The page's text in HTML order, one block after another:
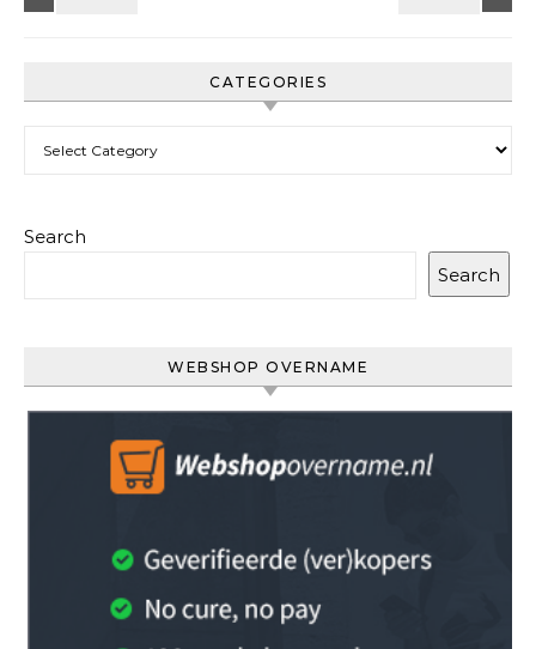
CATEGORIES
Search
Search
WEBSHOP OVERNAME